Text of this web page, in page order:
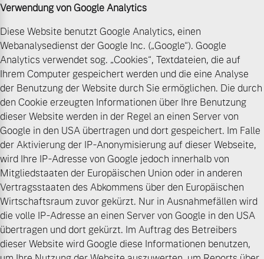
Verwendung von Google Analytics
Diese Website benutzt Google Analytics, einen
Webanalysedienst der Google Inc. („Google“). Google
Analytics verwendet sog. „Cookies“, Textdateien, die auf
Ihrem Computer gespeichert werden und die eine Analyse
der Benutzung der Website durch Sie ermöglichen. Die durch
den Cookie erzeugten Informationen über Ihre Benutzung
dieser Website werden in der Regel an einen Server von
Google in den USA übertragen und dort gespeichert. Im Falle
der Aktivierung der IP-Anonymisierung auf dieser Webseite,
wird Ihre IP-Adresse von Google jedoch innerhalb von
Mitgliedstaaten der Europäischen Union oder in anderen
Vertragsstaaten des Abkommens über den Europäischen
Wirtschaftsraum zuvor gekürzt. Nur in Ausnahmefällen wird
die volle IP-Adresse an einen Server von Google in den USA
übertragen und dort gekürzt. Im Auftrag des Betreibers
dieser Website wird Google diese Informationen benutzen,